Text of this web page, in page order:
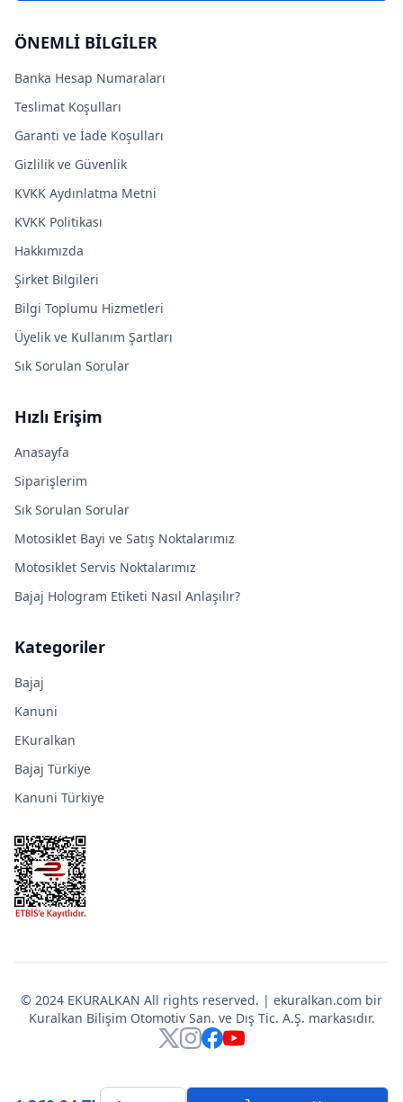
ÖNEMLİ BİLGİLER
Banka Hesap Numaraları
Teslimat Koşulları
Garanti ve İade Koşulları
Gizlilik ve Güvenlik
KVKK Aydınlatma Metni
KVKK Politikası
Hakkımızda
Şirket Bilgileri
Bilgi Toplumu Hizmetleri
Üyelik ve Kullanım Şartları
Sık Sorulan Sorular
Hızlı Erişim
Anasayfa
Siparişlerim
Sık Sorulan Sorular
Motosiklet Bayi ve Satış Noktalarımız
Motosiklet Servis Noktalarımız
Bajaj Hologram Etiketi Nasıl Anlaşılır?
Kategoriler
Bajaj
Kanuni
EKuralkan
Bajaj Türkiye
Kanuni Türkiye
© 2024 EKURALKAN All rights reserved. | ekuralkan.com bir
Kuralkan Bilişim Otomotiv San. ve Dış Tic. A.Ş. markasıdır.